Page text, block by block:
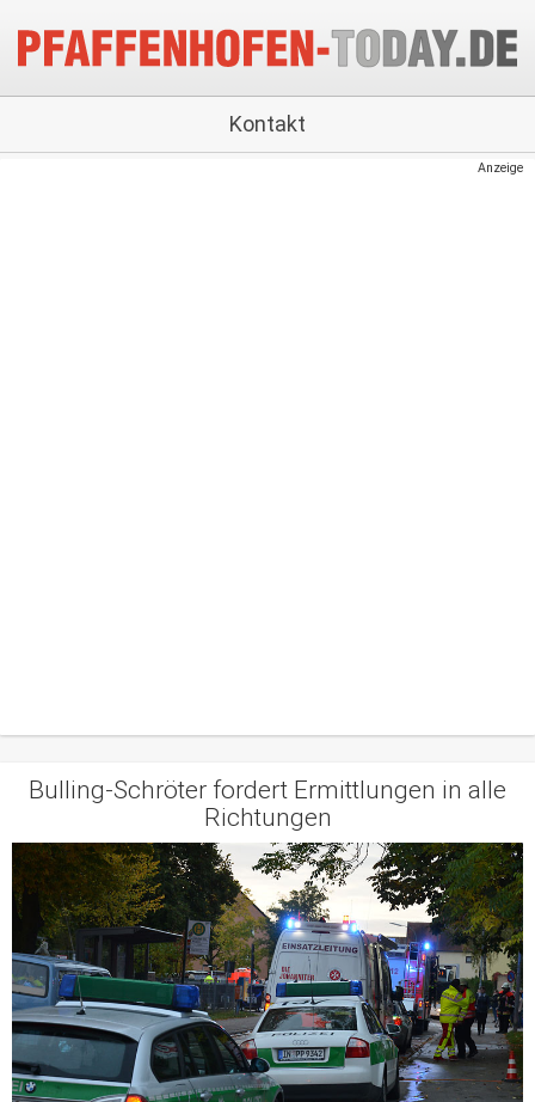
Kontakt
Anzeige
Bulling-Schröter fordert Ermittlungen in alle
Richtungen